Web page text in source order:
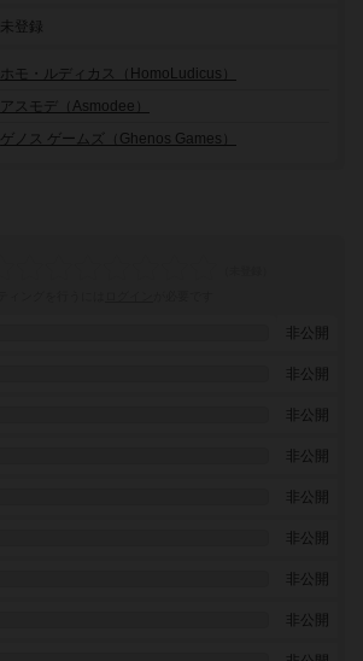
未登録
ホモ・ルディカス（HomoLudicus）
アスモデ（Asmodee）
ゲノス ゲームズ（Ghenos Games）
非公開
非公開
非公開
非公開
非公開
非公開
非公開
非公開